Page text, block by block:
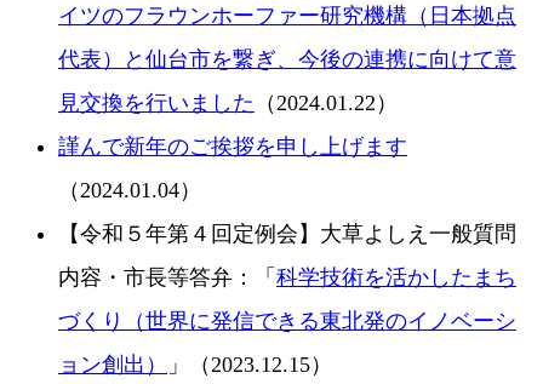
イツのフラウンホーファー研究機構（日本拠点
代表）と仙台市を繋ぎ、今後の連携に向けて意
見交換を行いました （2024.01.22）
謹んで新年のご挨拶を申し上げます
（2024.01.04）
【令和５年第４回定例会】大草よしえ一般質問
内容・市長等答弁：「 科学技術を活かしたまち
づくり（世界に発信できる東北発のイノベーシ
ョン創出）
」（2023.12.15）